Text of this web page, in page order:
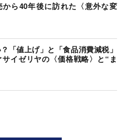
ら40年後に訪れた〈意外な変
「値上げ」と「食品消費減税」
イゼリヤの〈価格戦略〉と“ま